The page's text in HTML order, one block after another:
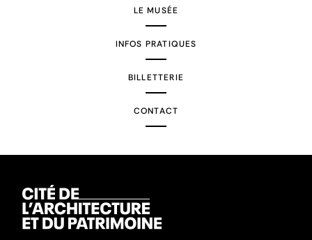
LE MUSÉE
INFOS PRATIQUES
BILLETTERIE
CONTACT